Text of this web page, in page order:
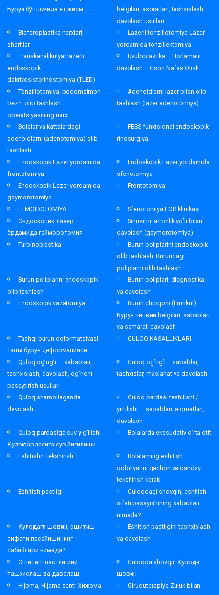
Бурун бўшлиғида ёт жисм
belgilari, asoratlari, tashxislash,
davolash usullari
Blefaroplastika narxlari,
sharhlar
Lazerli tonzillotomiya Lazer
yordamida tonzillektomiya
Transkanalikulyar lazerli
endoskopik
dakriyosistorinostomiya (TLED)
Uvuloplastika – Horlamani
davolash – Oson Nafas Olish
Tonzillotomiya: bodomsimon
bezni olib tashlash
operatsiyasining narxi
Adenoidlarni lazer bilan olib
tashlash (lazer adenotomiya)
Bolalar va kattalardagi
adenoidlarni (adenotomiya) olib
tashlash
FESS funktsional endoskopik
rinosurgiya
Endoskopik Lazer yordamida
frontotomiya
Endoskopik Lazer yordamida
sfenotomiya
Endoskopik Lazer yordamida
gaymorotomiya
Frontotomiya
ETMOIDOTOMİYA
Sfenotomiya LOR klinikasi
Эндоскопик лазер
ёрдамида гайморотомия
Sinusitni jarrohlik yo’li bilan
davolash (gaymorotomiya)
Turbinoplastika
Burun poliplarini endoskopik
olib tashlash. Burundagi
poliplarni olib tashlash
Burun poliplarini endoskopik
olib tashlash
Burun poliplari: diagnostika
va davolash
Endoskopik vazatomiya
Burun chipqoni (Frunkul)
Бурун чипқони belgilari, sabablari
va samarali davolash
Tashqi burun deformatsiyasi
Ташқи бурун деформацияси
QULOQ KASALLIKLARI
Quloq og’rig’i — sabablari,
tashxislash, davolash, og’riqni
pasaytirish usullari
Quloq og’rig’i – sabablar,
tashxislar, maslahat va davolash
Quloq shamollaganda
davolash
Quloq pardasi teshilishi /
yirtilishi — sabablari, alomatlari,
davolash
Quloq pardasiga suv yig’ilishi
Қулоқ пардасига сув йиғилиши
Bolalarda ekssudativ o’rta otit
Eshitishni tekshirish
Bolalarning eshitish
qobiliyatini qachon va qanday
tekshirish kerak
Eshitish pastligi
Quloqdagi shovqin, eshitish
sifati pasayishining sabablari
nimada?
Қулоқдаги шовқин, эшитиш
сифати пасайишининг
сабаблари нимада?
Eshitish pastligini tashxislash
va davolash
Эшитиш пастлигини
ташхислаш ва даволаш
Quloqda shovqin Қулоқда
шовқин
Hijoma, Hijama sentr Хижома
Giruduterapiya Zuluk bilan